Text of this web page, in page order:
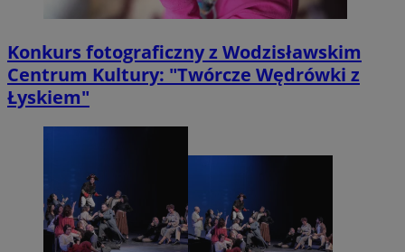
Konkurs fotograficzny z Wodzisławskim
Centrum Kultury: "Twórcze Wędrówki z
Łyskiem"